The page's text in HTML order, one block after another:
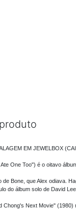
EM JEWELBOX
One Too") é o oitavo
de Bone, que Alex odiava.
do álbum solo de David
Chong's Next Movie"